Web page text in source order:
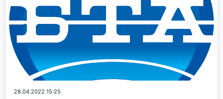
28.04.2022 15:25